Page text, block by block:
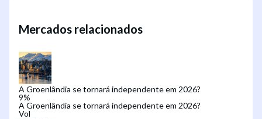
Mercados relacionados
A Groenlândia se tornará independente em 2026?
9%
A Groenlândia se tornará independente em 2026?
Vol